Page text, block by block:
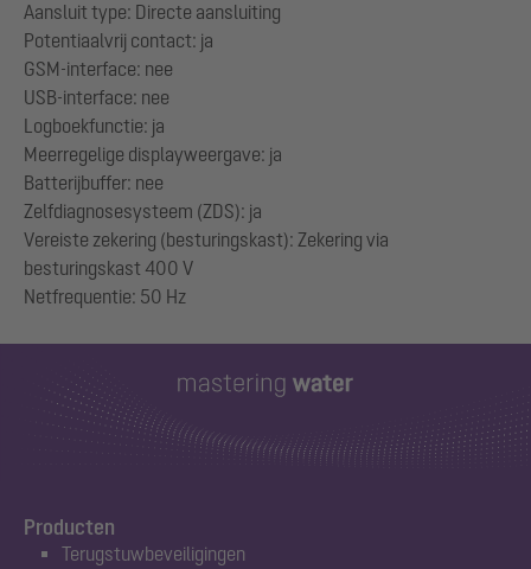
Aansluit type: Directe aansluiting
Potentiaalvrij contact: ja
GSM-interface: nee
USB-interface: nee
Logboekfunctie: ja
Meerregelige displayweergave: ja
Batterijbuffer: nee
Zelfdiagnosesysteem (ZDS): ja
Vereiste zekering (besturingskast): Zekering via
besturingskast 400 V
Producten
Terugstuwbeveiligingen